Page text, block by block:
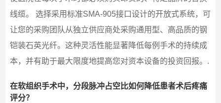
线缆。 选择采用标准SMA-905接口设计的开放式系统，可
让您的采购团队从独立供应商处采购通用型、高品质的钢
铠装石英光纤。这种灵活性能显著降低每例手术的持续成
本，并有助于最大限度地提高您对资本设备的投资回报。.
在软组织手术中，分段脉冲占空比如何降低患者术后疼痛
评分？